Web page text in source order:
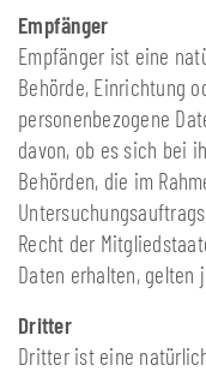
Empfänger
Empfänger ist eine
Behörde, Einrichtung
personenbezogene
davon, ob es sich bei
Behörden, die im
Recht der
Daten erhalten, gelten
Dritter
Dritter ist eine